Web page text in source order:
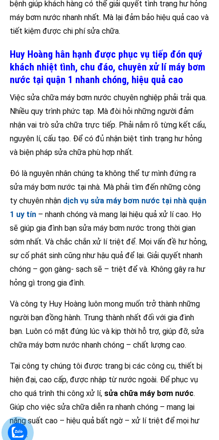
bệnh giúp khách hàng có thể giải quyết tình trạng hư hỏng
máy bơm nước nhanh nhất. Mà lại đảm bảo hiệu quả cao và
tiết kiệm được chi phí sửa chữa.
Huy Hoàng hân hạnh được phục vụ tiếp đón quý
khách nhiệt tình, chu đáo, chuyên xử lí máy bơm
nước tại quận 1 nhanh chóng, hiệu quả cao
Việc sửa chữa máy bơm nước chuyên nghiệp phải trải qua.
Nhiều quy trình phức tạp. Mà đòi hỏi những người đảm
nhận vai trò sửa chữa trực tiếp. Phải nắm rõ từng kết cấu,
nguyên lí, cấu tạo. Để có đủ nhận biệt tình trạng hư hỏng
và biện pháp sửa chữa phù hợp nhất.
Đó là nguyên nhân chúng ta không thể tự mình đứng ra
sửa máy bơm nước tại nhà. Mà phải tìm đến những công
ty chuyên nhận dịch vụ sửa máy bơm nước tại nhà quận
1 uy tín – nhanh chóng và mang lại hiệu quả xử lí cao. Họ
sẽ giúp gia đình bạn sửa máy bơm nước trong thời gian
sớm nhất. Và chắc chắn xử lí triệt để. Mọi vấn đề hư hỏng,
sự cố phát sinh cũng như hậu quả để lại. Giải quyết nhanh
chóng – gọn gàng- sạch sẽ – triệt để và. Không gây ra hư
hỏng gì trong gia đình.
Và công ty Huy Hoàng luôn mong muốn trở thành những
người bạn đồng hành. Trung thành nhất đối với gia đình
bạn. Luôn có mặt đúng lúc và kịp thời hỗ trợ, giúp đỡ, sửa
chữa máy bơm nước nhanh chóng – chất lượng cao.
Tại công ty chúng tôi được trang bị các công cụ, thiết bị
hiện đại, cao cấp, được nhập từ nước ngoài. Để phục vụ
cho quá trình thi công xử lí, sửa chữa máy bơm nước.
Giúp cho việc sửa chữa diễn ra nhanh chóng – mang lại
năng suất cao – hiệu quả bất ngờ – xử lí triệt để mọi hư
hỏng.